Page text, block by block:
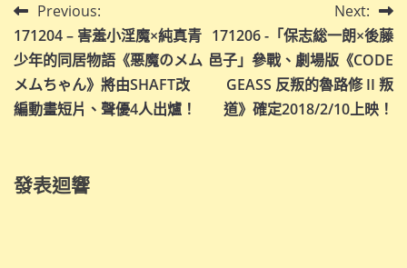
文
章
導
覽
Previous:
171204 – 害羞小淫魔×純真青
少年的同居物語《悪魔のメム
メムちゃん》將由SHAFT改
編動畫短片、聲優4人出爐！
Next:
171206 -「保志総一朗×後藤
邑子」參戰、劇場版《CODE
GEASS 反叛的魯路修 II 叛
道》確定2018/2/10上映！
發表迴響